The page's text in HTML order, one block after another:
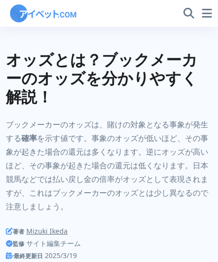
オッズとは？ブックメーカ
ーのオッズを分かりやすく
解説！
ブックメーカーのオッズは、賭けの対象となる事象が発生
する確率を示す値です。事象のオッズが低いほど、その事
象が起きた場合の還元は多くなります。逆にオッズが高い
ほど、その事象が起きた場合の還元は低くなります。日本
競馬などでは払い戻し金の倍率がオッズとして表現されま
すが、これはブックメーカーのオッズとは少し異なるので
注意しましょう。
著者 Mizuki Ikeda
監修 サイト編集チーム
最終更新日 2025/3/19